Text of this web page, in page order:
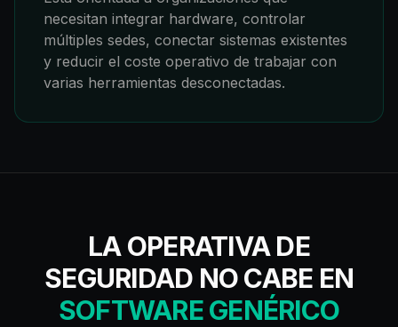
necesitan integrar hardware, controlar
múltiples sedes, conectar sistemas existentes
y reducir el coste operativo de trabajar con
varias herramientas desconectadas.
LA OPERATIVA DE
SEGURIDAD NO CABE EN
SOFTWARE GENÉRICO